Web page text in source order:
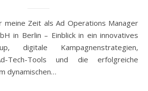
in Berlin – Einblick in ein innovatives
up, digitale Kampagnenstrategien,
Tech-Tools und die erfolgreiche
dynamischen…